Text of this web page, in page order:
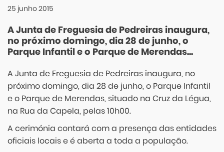
25 junho2015
A Junta de Freguesia de Pedreiras inaugura,
no próximo domingo, dia 28 de junho, o
Parque Infantil e o Parque de Merendas...
A Junta de Freguesia de Pedreiras inaugura, no
próximo domingo, dia 28 de junho, o Parque Infantil
e o Parque de Merendas, situado na Cruz da Légua,
na Rua da Capela, pelas 10h00.
A cerimónia contará com a presença das entidades
oficiais locais e é aberta a toda a população.